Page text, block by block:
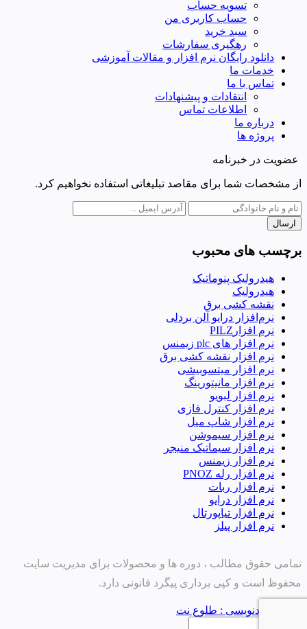
تسویه حساب
حساب کاربری من
سبد خرید
رهگیری سفارشات
دانلود رایگان نرم افزار و مقالات آموزشی
خدمات ما
تماس با ما
انتقادات و پیشنهادات
اطلاعات تماس
درباره ما
پروژه ها
عضویت در خبرنامه
از مشخصات شما برای مقاصد تبلیغاتی استفاده نخواهیم کرد.
ارسال
برچسب های محبوب
هیدرولیک پنوماتیک
هیدرولیک
نقشه کشی برق
نرم‌افزار درایو آلن بردلی
نرم افزارPILZ
نرم افزار های plc زیمنس
نرم افزار نقشه کشی برق
نرم افزار میتسوبیشی
نرم افزار مانیتورینگ
نرم افزار لبویو
نرم افزار کنترل فازی
نرم افزار شاپ میل
نرم افزار سیموشن
نرم افزار سیماتیک منیجر
نرم افزار زیمنس
نرم افزار رله PNOZ
نرم افزار ربات
نرم افزار درایو
نرم افزار تیاپورتال
نرم افزار پیلز
تمامی حقوق مطالب ، دوره ها و محصولات برای مدیریت سایت
محفوظ است و کپی برداری پیگرد قانونی دارد.
طراح و کدنویسی : طلوع نت